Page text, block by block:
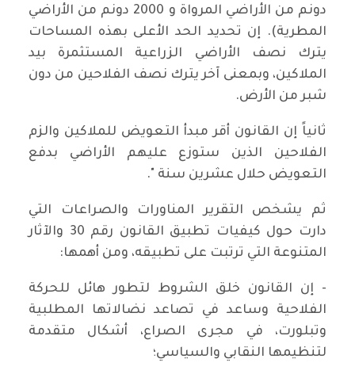
دونم من الأراضي المرواة و 2000 دونم من الأراضي
المطرية). إن تحديد الحد الأعلى بهذه المساحات
يترك نصف الأراضي الزراعية المستثمرة بيد
الملاكين، وبمعنى آخر يترك نصف الفلاحين من دون
شبر من الأرض.
ثانياً إن القانون أقر مبدأ التعويض للملاكين والزم
الفلاحين الذين ستوزع عليهم الأراضي بدفع
التعويض حلال عشرين سنة ".
ثم يشخص التقرير المناورات والصراعات التي
دارت حول كيفيات تطبيق القانون رقم 30 والآثار
المتنوعة التي ترتبت على تطبيقه، ومن أهمها:
- إن القانون خلق الشروط لتطور هائل للحركة
الفلاحية وساعد في تصاعد نضالاتها المطلبية
وتبلورت، في مجرى الصراع، أشكال متقدمة
لتنظيمها النقابي والسياسي؛